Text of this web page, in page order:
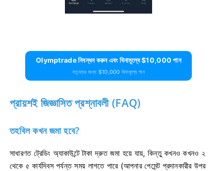
Olymptrade নিবন্ধন করুন এবং বিনামূল্যে $10,000 পান
নতুনদের জন্য $10,000 বিনামূল্যে পান
প্রায়শই জিজ্ঞাসিত প্রশ্নাবলী (FAQ)
তহবিল কখন জমা হবে?
সাধারণত ট্রেডিং অ্যাকাউন্টে টাকা দ্রুত জমা হয়ে যায়, কিন্তু কখনও কখনও ২
থেকে ৫ কার্যদিবস পর্যন্ত সময় লাগতে পারে (আপনার পেমেন্ট প্রদানকারীর উপর